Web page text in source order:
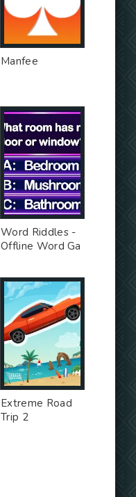
Manfee
Word Riddles -
Offline Word Ga
Extreme Road
Trip 2